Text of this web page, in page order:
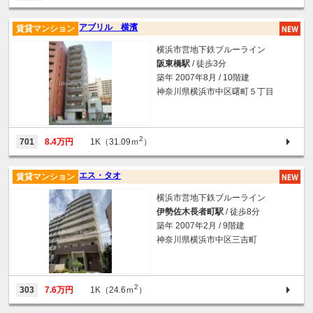
アブリル 横濱
賃貸マンション
横浜市営地下鉄ブルーライン
阪東橋駅 / 徒歩3分
築年 2007年8月 / 10階建
神奈川県横浜市中区曙町５丁目
701 8.4万円 1K（31.09ｍ2 ）
エス・タオ
賃貸マンション
横浜市営地下鉄ブルーライン
伊勢佐木長者町駅 / 徒歩8分
築年 2007年2月 / 9階建
神奈川県横浜市中区三吉町
303 7.6万円 1K（24.6ｍ2 ）